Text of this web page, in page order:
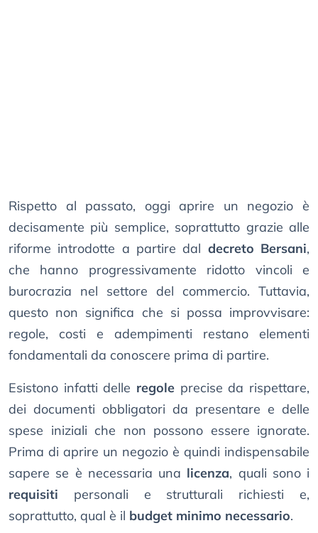
Rispetto al passato, oggi aprire un negozio è
decisamente più semplice, soprattutto grazie alle
riforme introdotte a partire dal decreto Bersani,
che hanno progressivamente ridotto vincoli e
burocrazia nel settore del commercio. Tuttavia,
questo non significa che si possa improvvisare:
regole, costi e adempimenti restano elementi
fondamentali da conoscere prima di partire.
Esistono infatti delle regole precise da rispettare,
dei documenti obbligatori da presentare e delle
spese iniziali che non possono essere ignorate.
Prima di aprire un negozio è quindi indispensabile
sapere se è necessaria una licenza, quali sono i
requisiti personali e strutturali richiesti e,
soprattutto, qual è il budget minimo necessario.